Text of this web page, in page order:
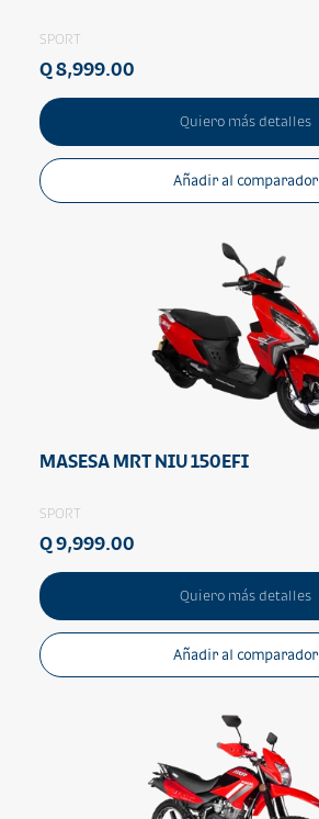
SPORT
Q 8,999.00
Quiero más detalles
Añadir al comparador
MASESA MRT NIU 150EFI
SPORT
Q 9,999.00
Quiero más detalles
Añadir al comparador